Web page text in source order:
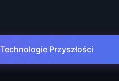
Technologie Przyszłości